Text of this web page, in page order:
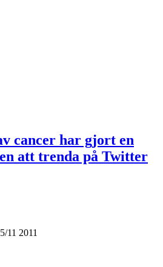
cancer har gjort en
att trenda på Twitter
11 2011